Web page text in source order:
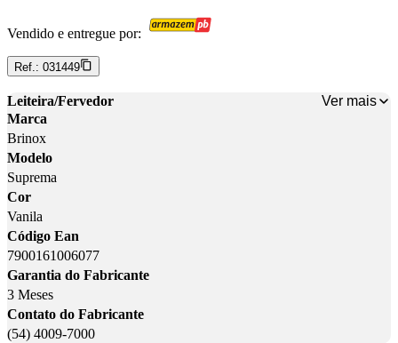
Vendido e entregue por:
Ref.: 031449
Leiteira/Fervedor
Ver mais
Marca
Brinox
Modelo
Suprema
Cor
Vanila
Código Ean
7900161006077
Garantia do Fabricante
3 Meses
Contato do Fabricante
(54) 4009-7000